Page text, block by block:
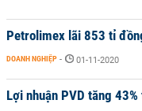
Petrolimex lãi 853 tỉ
DOANH NGHIỆP - 01-11-2020
Lợi nhuận PVD tăng